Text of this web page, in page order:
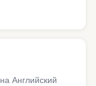
Английский